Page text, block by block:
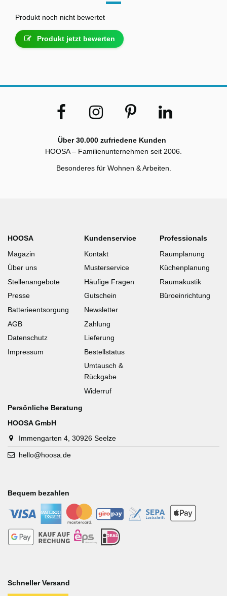
Produkt noch nicht bewertet
Produkt jetzt bewerten
Über 30.000 zufriedene Kunden
HOOSA – Familienunternehmen seit 2006.
Besonderes für Wohnen & Arbeiten.
HOOSA
Magazin
Über uns
Stellenangebote
Presse
Batterieentsorgung
AGB
Datenschutz
Impressum
Kundenservice
Kontakt
Musterservice
Häufige Fragen
Gutschein
Newsletter
Zahlung
Lieferung
Bestellstatus
Umtausch &
Rückgabe
Widerruf
Professionals
Raumplanung
Küchenplanung
Raumakustik
Büroeinrichtung
Persönliche Beratung
HOOSA GmbH
Immengarten 4, 30926 Seelze
hello@hoosa.de
Bequem bezahlen
-
- - - -
- - - -
Schneller Versand